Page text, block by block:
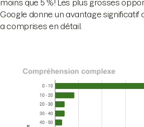
moins que 5 % ! Les plus grosses
Google donne un avantage significatif
a comprises en détail.